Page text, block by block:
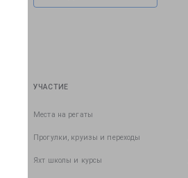
УЧАСТИЕ
Места на регаты
Прогулки, круизы и переходы
Яхт школы и курсы